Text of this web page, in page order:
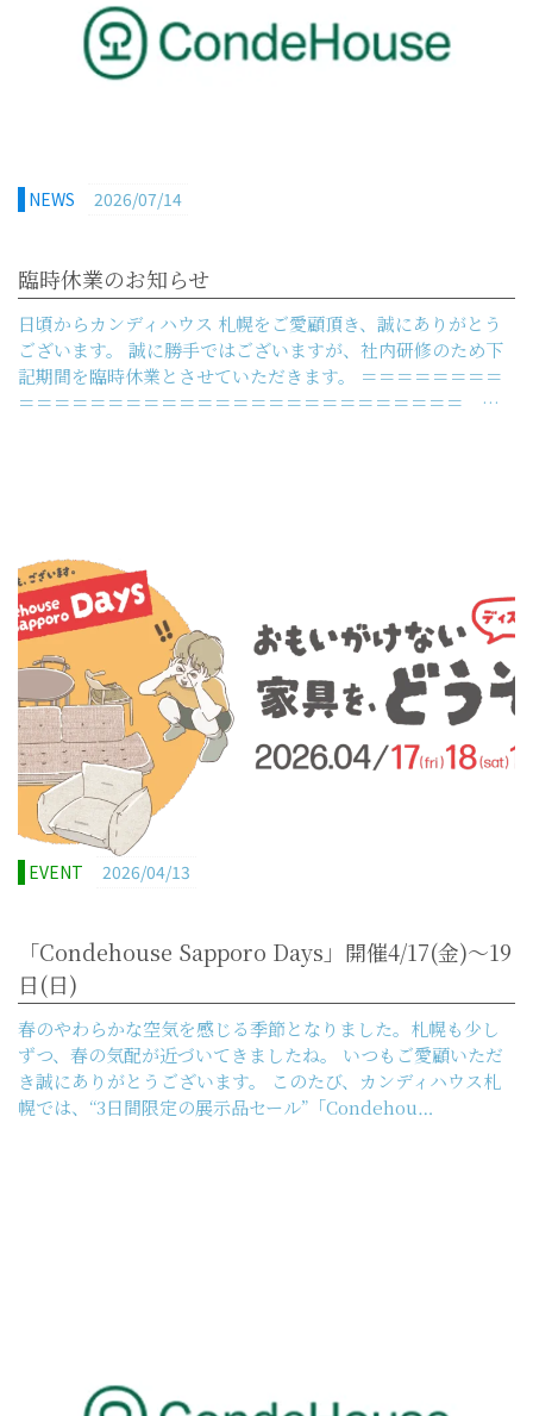
NEWS 2026/07/14
臨時休業のお知らせ
日頃からカンディハウス 札幌をご愛顧頂き、誠にありがとう
ございます。 誠に勝手ではございますが、社内研修のため下
記期間を臨時休業とさせていただきます。 ＝＝＝＝＝＝＝＝
＝＝＝＝＝＝＝＝＝＝＝＝＝＝＝＝＝＝＝＝＝＝＝＝＝ …
EVENT 2026/04/13
「Condehouse Sapporo Days」開催4/17(金)～19
日(日)
春のやわらかな空気を感じる季節となりました。札幌も少し
ずつ、春の気配が近づいてきましたね。 いつもご愛顧いただ
き誠にありがとうございます。 このたび、カンディハウス札
幌では、“3日間限定の展示品セール”「Condehou…